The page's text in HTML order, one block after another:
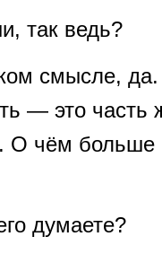
так ведь?
смысле,
— это часть
О чём
думаете?